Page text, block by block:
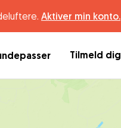
Aktiver min konto.
Tilmeld dig